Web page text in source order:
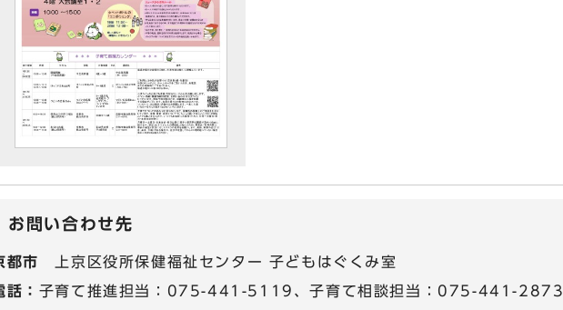
お問い合わせ先
都市
上京区役所保健福祉センター 子どもはぐくみ室
話： 子育て推進担当：075-441-5119、子育て相談担当：075-441-2873